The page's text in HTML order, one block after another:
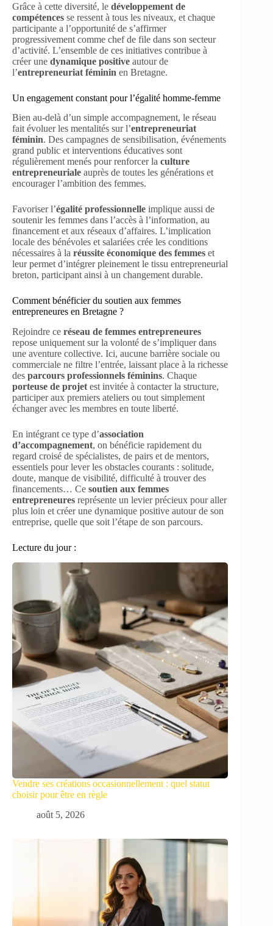
Grâce à cette diversité, le développement de
compétences se ressent à tous les niveaux, et chaque
participante a l’opportunité de s’affirmer
progressivement comme chef de file dans son secteur
d’activité. L’ensemble de ces initiatives contribue à
créer une dynamique positive autour de
l’entrepreneuriat féminin en Bretagne.
Un engagement constant pour l’égalité homme-femme
Bien au-delà d’un simple accompagnement, le réseau
fait évoluer les mentalités sur l’entrepreneuriat
féminin. Des campagnes de sensibilisation, événements
grand public et interventions éducatives sont
régulièrement menés pour renforcer la culture
entrepreneuriale auprès de toutes les générations et
encourager l’ambition des femmes.
Favoriser l’égalité professionnelle implique aussi de
soutenir les femmes dans l’accès à l’information, au
financement et aux réseaux d’affaires. L’implication
locale des bénévoles et salariées crée les conditions
nécessaires à la réussite économique des femmes et
leur permet d’intégrer pleinement le tissu entrepreneurial
breton, participant ainsi à un changement durable.
Comment bénéficier du soutien aux femmes
entrepreneures en Bretagne ?
Rejoindre ce réseau de femmes entrepreneures
repose uniquement sur la volonté de s’impliquer dans
une aventure collective. Ici, aucune barrière sociale ou
commerciale ne filtre l’entrée, laissant place à la richesse
des parcours professionnels féminins. Chaque
porteuse de projet est invitée à contacter la structure,
participer aux premiers ateliers ou tout simplement
échanger avec les membres en toute liberté.
En intégrant ce type d’association
d’accompagnement, on bénéficie rapidement du
regard croisé de spécialistes, de pairs et de mentors,
essentiels pour lever les obstacles courants : solitude,
doute, manque de visibilité, difficulté à trouver des
financements… Ce soutien aux femmes
entrepreneures représente un levier précieux pour aller
plus loin et créer une dynamique positive autour de son
entreprise, quelle que soit l’étape de son parcours.
Lecture du jour :
Vendre ses créations occasionnellement : quel statut
choisir pour être en règle
août 5, 2026